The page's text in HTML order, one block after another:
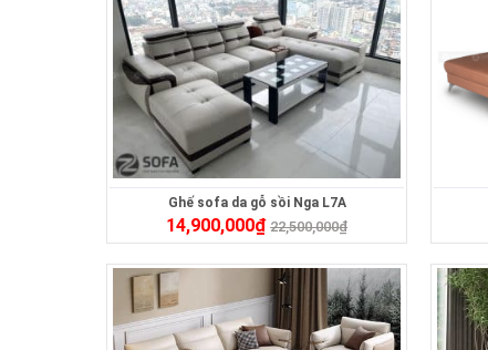
Ghế sofa da gỗ sồi Nga L7A
14,900,000₫ 22,500,000₫